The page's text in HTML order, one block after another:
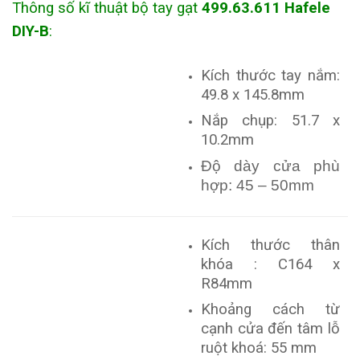
Thông số kĩ thuật bộ tay gạt 499.63.611 Hafele
DIY-B:
Kích thước tay nắm:
49.8 x 145.8mm
Nắp chụp: 51.7 x
10.2mm
Độ dày cửa phù
hợp: 45 – 50mm
Kích thước thân
khóa : C164 x
R84mm
Khoảng cách từ
cạnh cửa đến tâm lỗ
ruột khoá: 55 mm